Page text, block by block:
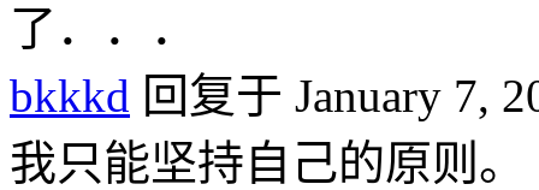
了．．．
bkkkd 回复于 January 7,
我只能坚持自己的原则。